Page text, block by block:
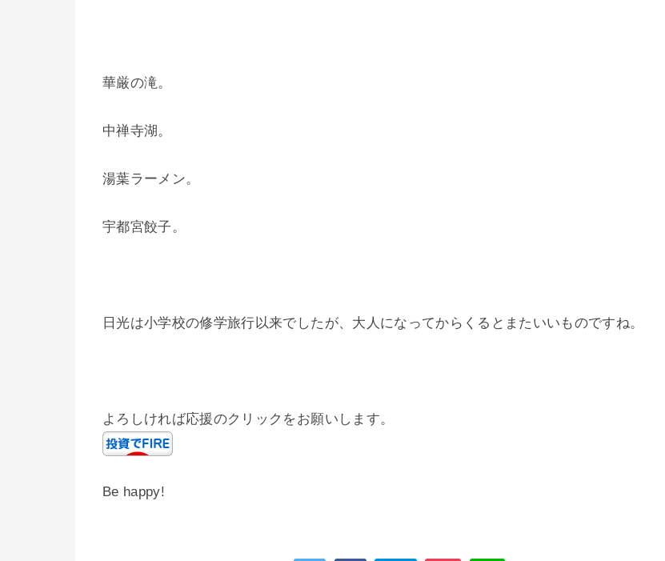
華厳の滝。
中禅寺湖。
湯葉ラーメン。
宇都宮餃子。
日光は小学校の修学旅行以来でしたが、大人になってからくるとまたいいものですね。
よろしければ応援のクリックをお願いします。
Be happy!